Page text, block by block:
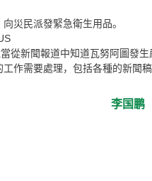
災民派發緊急衛生用品。
從新聞報道中知道瓦努阿圖發生
作需要處理，包括各種的新聞稿
李国鹏